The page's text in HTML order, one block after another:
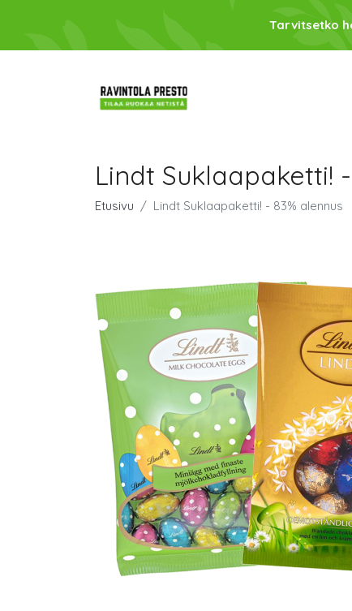
Tarvitsetko
Lindt Suklaapaketti!
Etusivu Lindt Suklaapaketti! - 83% alennus